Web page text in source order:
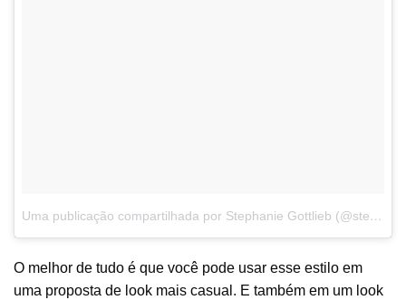
Uma publicação compartilhada por Stephanie Gottlieb (@stephaniegottlieb)
O melhor de tudo é que você pode usar esse estilo em
uma proposta de look mais casual. E também em um look